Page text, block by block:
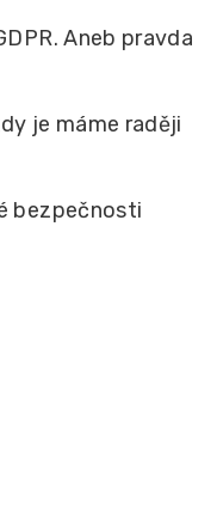
Aneb pravda
je máme raději
bezpečnosti